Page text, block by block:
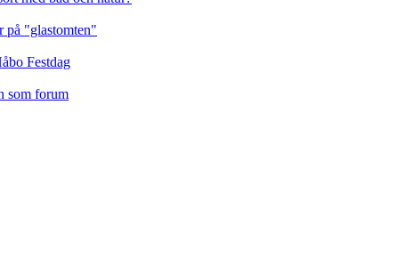
på "glastomten"
Festdag
som forum